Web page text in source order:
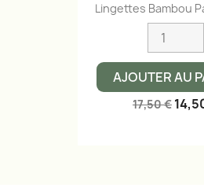
Lingettes Bambou
AJOUTER AU
17,50 €